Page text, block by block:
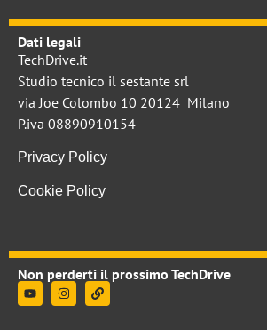
Dati legali
TechDrive.it
Studio tecnico il sestante srl
via Joe Colombo 10 20124 Milano
P.iva 08890910154
Privacy Policy
Cookie Policy
Non perderti il prossimo TechDrive